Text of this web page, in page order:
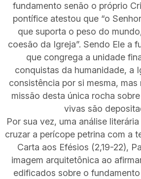
fundamento senão o próprio
pontífice atestou que “o
que suporta o peso do
coesão da Igreja”. Sendo Ele a
que congrega a unidade
conquistas da humanidade, a
consistência por si mesma,
missão desta única rocha
vivas são
Por sua vez, uma análise
cruzar a perícope petrina com a
Carta aos Efésios (2,19-22),
imagem arquitetônica ao
edificados sobre o